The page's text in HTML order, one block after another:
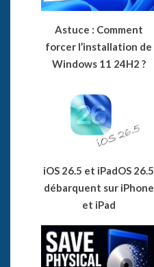
Astuce : Comment
forcer l’installation de
Windows 11 24H2 ?
iOS 26.5 et iPadOS 26.5
débarquent sur iPhone
et iPad